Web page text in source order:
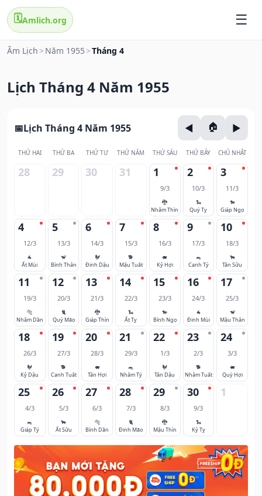
🗓️Amlich.org
Âm Lịch > Năm 1955 >Tháng 4
Lịch Tháng 4 Năm 1955
Lịch Tháng 4 Năm 1955
THỨ HAI THỨ BA THỨ TƯ THỨ NĂM THỨ SÁU THỨ BẢY CHỦ NHẬT
28 29 30 31 1
9/3
🐉
Nhâm Thìn
2
10/3
🐍
Quý Tỵ
3
11/3
🐎
Giáp Ngọ
4
12/3
🐐
Ất Mùi
5
13/3
🐒
Bính Thân
6
14/3
🐓
Đinh Dậu
7
15/3
🐕
Mậu Tuất
8
16/3
🐖
Kỷ Hợi
9
17/3
🐀
Canh Tý
10
18/3
🐂
Tân Sửu
11
19/3
🐅
Nhâm Dần
12
20/3
🐈
Quý Mão
13
21/3
🐉
Giáp Thìn
14
22/3
🐍
Ất Tỵ
15
23/3
🐎
Bính Ngọ
16
24/3
🐐
Đinh Mùi
17
25/3
🐒
Mậu Thân
18
26/3
🐓
Kỷ Dậu
19
27/3
🐕
Canh Tuất
20
28/3
🐖
Tân Hợi
21
29/3
🐀
Nhâm Tý
22
1/3
🐓
Tân Dậu
23
2/3
🐕
Nhâm Tuất
24
3/3
🐖
Quý Hợi
25
4/3
🐀
Giáp Tý
26
5/3
🐂
Ất Sửu
27
6/3
🐅
Bính Dần
28
7/3
🐈
Đinh Mão
29
8/3
🐉
Mậu Thìn
30
9/3
🐍
Kỷ Tỵ
1